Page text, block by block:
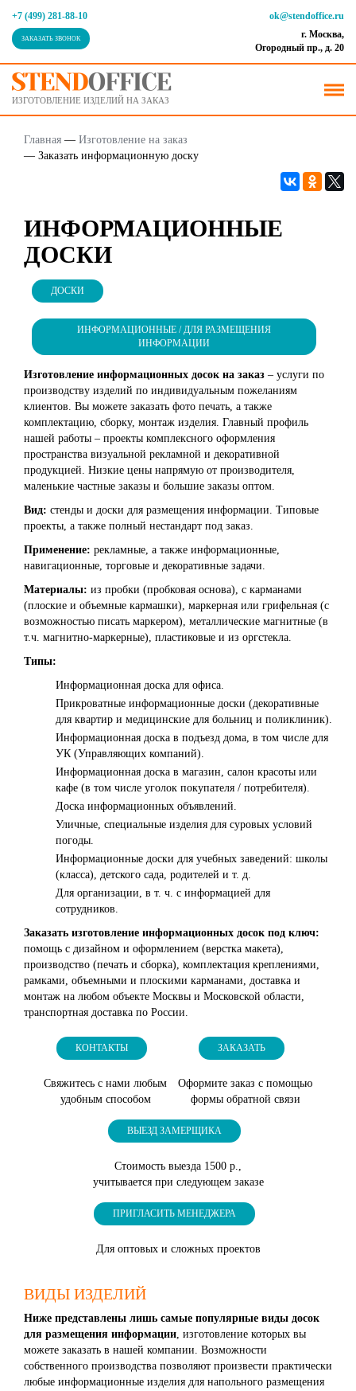
+7 (499) 281-88-10
ЗАКАЗАТЬ ЗВОНОК
ok@stendoffice.ru
г. Москва,
Огородный пр., д. 20
ИЗГОТОВЛЕНИЕ ИЗДЕЛИЙ НА ЗАКАЗ
Главная — Изготовление на заказ
— Заказать информационную доску
ИНФОРМАЦИОННЫЕ
ДОСКИ
ДОСКИ
ИНФОРМАЦИОННЫЕ / ДЛЯ РАЗМЕЩЕНИЯ
ИНФОРМАЦИИ
Изготовление информационных досок на заказ – услуги по
производству изделий по индивидуальным пожеланиям
клиентов. Вы можете заказать фото печать, а также
комплектацию, сборку, монтаж изделия. Главный профиль
нашей работы – проекты комплексного оформления
пространства визуальной рекламной и декоративной
продукцией. Низкие цены напрямую от производителя,
маленькие частные заказы и большие заказы оптом.
Вид: стенды и доски для размещения информации. Типовые
проекты, а также полный нестандарт под заказ.
Применение: рекламные, а также информационные,
навигационные, торговые и декоративные задачи.
Материалы: из пробки (пробковая основа), с карманами
(плоские и объемные кармашки), маркерная или грифельная (с
возможностью писать маркером), металлические магнитные (в
т.ч. магнитно-маркерные), пластиковые и из оргстекла.
Типы:
Информационная доска для офиса.
Прикроватные информационные доски (декоративные
для квартир и медицинские для больниц и поликлиник).
Информационная доска в подъезд дома, в том числе для
УК (Управляющих компаний).
Информационная доска в магазин, салон красоты или
кафе (в том числе уголок покупателя / потребителя).
Доска информационных объявлений.
Уличные, специальные изделия для суровых условий
погоды.
Информационные доски для учебных заведений: школы
(класса), детского сада, родителей и т. д.
Для организации, в т. ч. с информацией для
сотрудников.
Заказать изготовление информационных досок под ключ:
помощь с дизайном и оформлением (верстка макета),
производство (печать и сборка), комплектация креплениями,
рамками, объемными и плоскими карманами, доставка и
монтаж на любом объекте Москвы и Московской области,
транспортная доставка по России.
КОНТАКТЫ
Свяжитесь с нами любым
удобным способом
ЗАКАЗАТЬ
Оформите заказ с помощью
формы обратной связи
ВЫЕЗД ЗАМЕРЩИКА
Стоимость выезда 1500 р.,
учитывается при следующем заказе
ПРИГЛАСИТЬ МЕНЕДЖЕРА
Для оптовых и сложных проектов
ВИДЫ ИЗДЕЛИЙ
Ниже представлены лишь самые популярные виды досок
для размещения информации, изготовление которых вы
можете заказать в нашей компании. Возможности
собственного производства позволяют произвести практически
любые информационные изделия для напольного размещения